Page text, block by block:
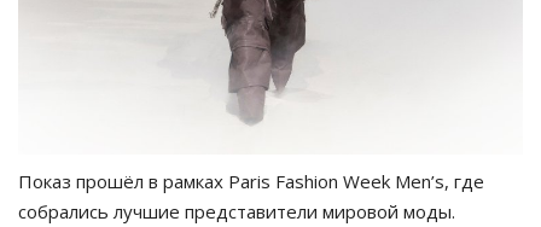
Показ прошёл в рамках Paris Fashion Week Men’s, где
собрались лучшие представители мировой моды.